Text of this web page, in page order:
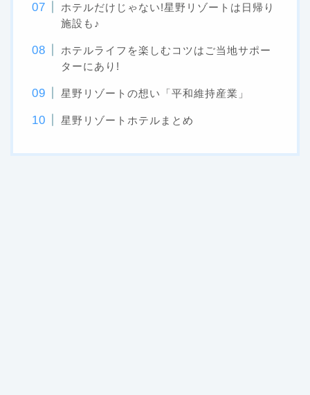
ホテルだけじゃない!星野リゾートは日帰り
施設も♪
ホテルライフを楽しむコツはご当地サポー
ターにあり!
星野リゾートの想い「平和維持産業」
星野リゾートホテルまとめ